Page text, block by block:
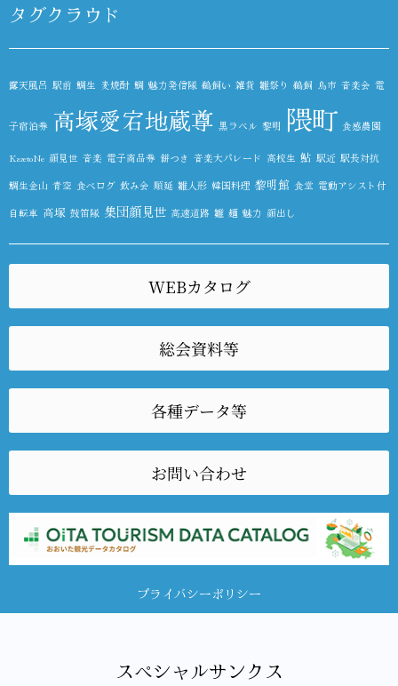
タグクラウド
露天風呂 駅前 鯛生 麦焼酎 鯛 魅力発信隊 鵜飼い 雑貨 雛祭り 鵜飼 鳥市 音楽会 電
子宿泊券 高塚愛宕地蔵尊 黒ラベル 黎明 隈町 食感農園
KazetoNe 顔見世 音楽 電子商品券 餅つき 音楽大パレード 高校生 鮎 駅近 駅長対抗
鯛生金山 青空 食べログ 飲み会 順延 雛人形 韓国料理 黎明館 食堂 電動アシスト付
自転車 高塚 鼓笛隊 集団顔見世 高速道路 雛 麺 魅力 顔出し
WEBカタログ
総会資料等
各種データ等
お問い合わせ
プライバシーポリシー
スペシャルサンクス